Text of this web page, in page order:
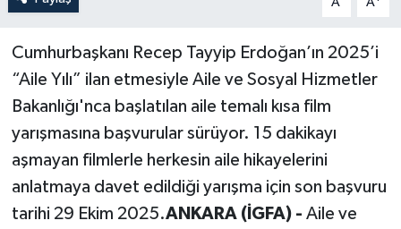
Cumhurbaşkanı Recep Tayyip Erdoğan’ın 2025’i
“Aile Yılı” ilan etmesiyle Aile ve Sosyal Hizmetler
Bakanlığı'nca başlatılan aile temalı kısa film
yarışmasına başvurular sürüyor. 15 dakikayı
aşmayan filmlerle herkesin aile hikayelerini
anlatmaya davet edildiği yarışma için son başvuru
tarihi 29 Ekim 2025.ANKARA (İGFA) - Aile ve